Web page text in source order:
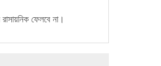
ফেলবে না।